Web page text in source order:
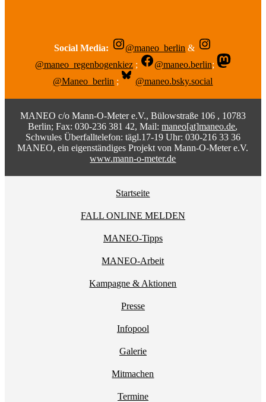
Social Media: @maneo_berlin &
@maneo_regenbogenkiez ; @maneo.berlin;
@Maneo_berlin ; @maneo.bsky.social
MANEO c/o Mann-O-Meter e.V., Bülowstraße 106 , 10783
Berlin; Fax: 030-236 381 42, Mail:maneo[at]maneo.de,
Schwules Überfalltelefon: tägl.17-19 Uhr: 030-216 33 36
MANEO, ein eigenständiges Projekt von Mann-O-Meter e.V.
www.mann-o-meter.de
Startseite
FALL ONLINE MELDEN
MANEO-Tipps
MANEO-Arbeit
Kampagne & Aktionen
Presse
Infopool
Galerie
Mitmachen
Termine